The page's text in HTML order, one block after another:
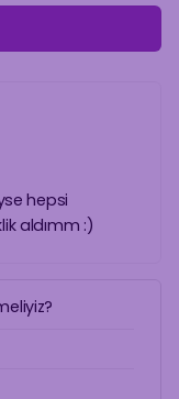
hepsi
aldımm :)